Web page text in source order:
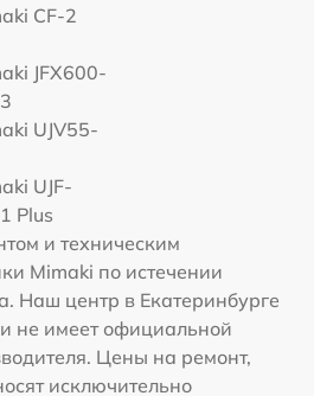
CF-2
JFX600-
UJV55-
UJF-
Plus
и техническим
Mimaki по истечении
Наш центр в Екатеринбурге
не имеет официальной
Цены на ремонт,
исключительно